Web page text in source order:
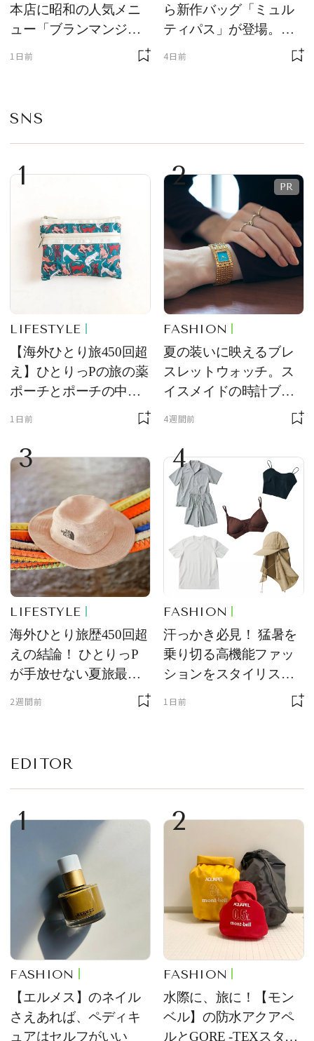
本店に昭和の人気メニ
ュー「ブランマンジ
ェ」「ダックワーズ」
1日前
ら新作バッグ「ミュル
ティパス」が登場。ミ
ニサイズもラインナッ
4日前
SNS
1
LIFESTYLE
【海外ひとり旅450回超
え】ひとりっPの旅の薬
ポーチとポーチの中身
を初公開！ 本当に使え
ム
1日前
2
FASHION
夏の装いに映えるブレ
スレットウォッチ。ス
イスメイドの時計ブラ
ンド【フレデリック・
をレビュー。【それい
け！ 良品ハンター】
4週間前
3
LIFESTYLE
海外ひとり旅歴450回超
えの結論！ ひとりっP
が手放せない夏旅最強
2週間前
4
FASHION
汗っかき必見！ 猛暑を
乗り切る高機能ファッ
ションをスタイリスト
1日前
EDITOR
1
FASHION
【エルメス】のネイル
さえあれば、ペディキ
ュアはセルフがいい
2
FASHION
水際に、旅に！【モン
ベル】の防水アクアペ
ルとGORE -TEXスタッ